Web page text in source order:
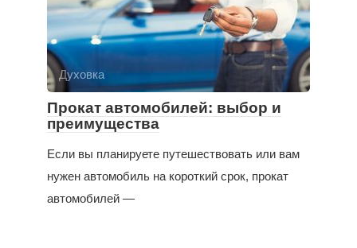
Духовка
Прокат автомобилей: выбор и
преимущества
Если вы планируете путешествовать или вам
нужен автомобиль на короткий срок, прокат
автомобилей —